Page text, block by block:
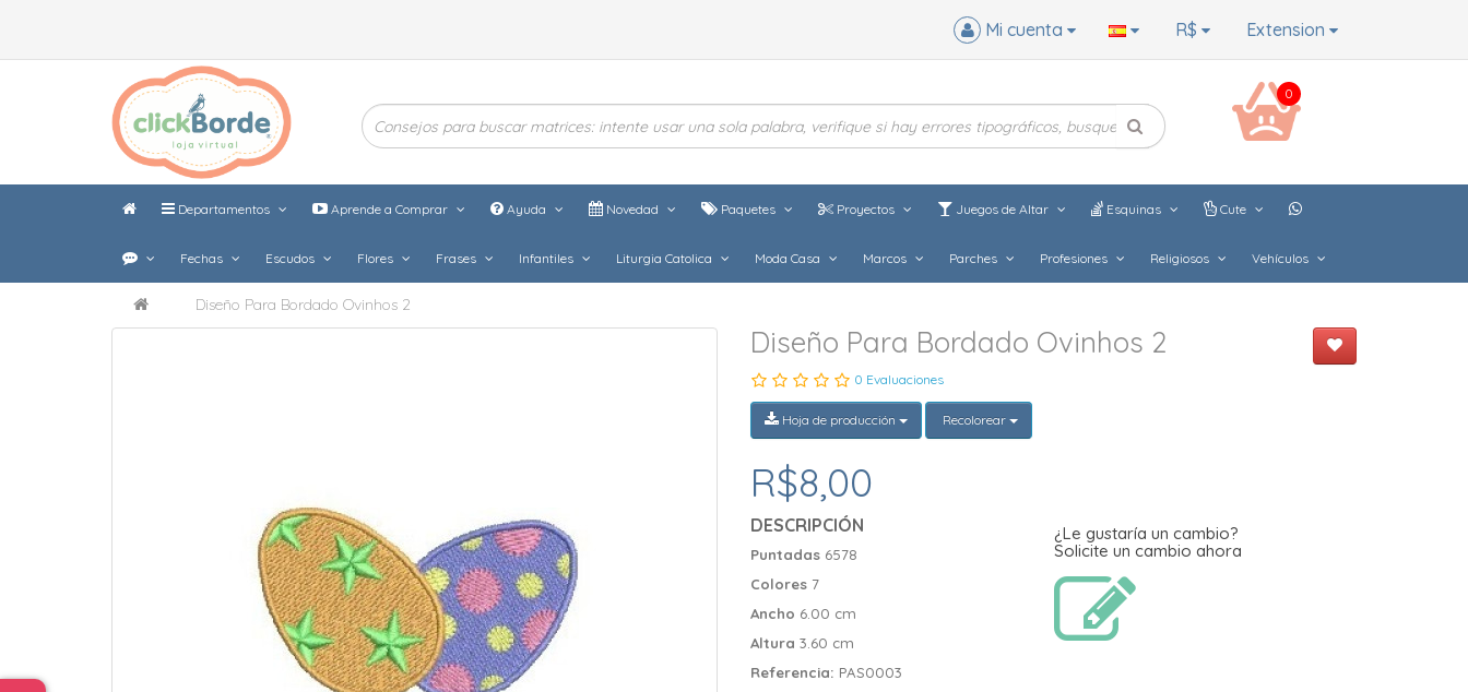
Extension
R$
Mi cuenta
0
Departamentos Aprende a Comprar Ayuda Novedad Paquetes Proyectos Juegos de Altar Esquinas Cute
Fechas Escudos Flores Frases Infantiles Liturgia Catolica Moda Casa Marcos Parches Profesiones Religiosos Vehículos
Diseño Para Bordado Ovinhos 2
Diseño Para Bordado Ovinhos 2
0 Evaluaciones
Hoja de producción Recolorear
R$8,00
DESCRIPCIÓN
Puntadas 6578
Colores 7
Ancho 6.00 cm
Altura 3.60 cm
Referencia: PAS0003
¿Le gustaría un cambio?
Solicite un cambio ahora